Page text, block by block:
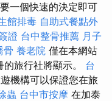
一個快速的決定即可
館排毒 自助式餐點外
證 台中整骨推薦 月子
骨 養老院 僅在本網站
旅行社將顯示。 台
機構可以保證您在旅
蟲 台中市按摩 在加泰